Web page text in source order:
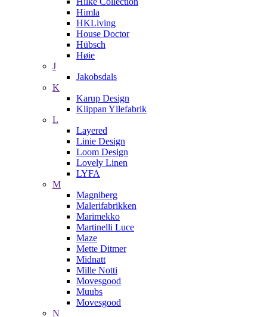
Himla
HKLiving
House Doctor
Hübsch
Høie
J
Jakobsdals
K
Karup Design
Klippan Yllefabrik
L
Layered
Linie Design
Loom Design
Lovely Linen
LYFA
M
Magniberg
Malerifabrikken
Marimekko
Martinelli Luce
Maze
Mette Ditmer
Midnatt
Mille Notti
Movesgood
Muubs
Movesgood
N